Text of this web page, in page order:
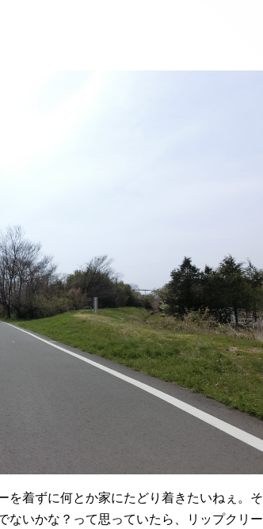
を着ずに何とか家にたどり着きたいねぇ。そ
ないかな？って思っていたら、リップクリー